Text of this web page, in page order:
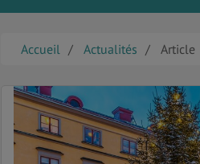
Accueil Actualités Article